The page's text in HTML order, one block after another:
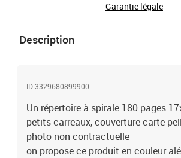
Garantie légale
Description
ID 3329680899900
Un répertoire à spirale 180 pages
petits carreaux, couverture carte
photo non contractuelle
on propose ce produit en couleur